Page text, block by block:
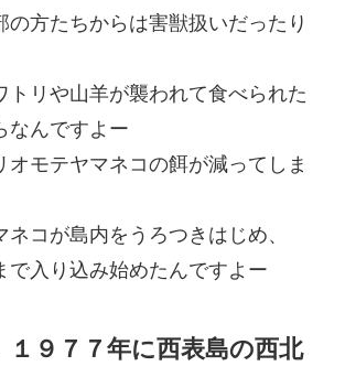
の方たちからは害獣扱いだったり
トリや山羊が襲われて食べられた
なんですよー
オモテヤマネコの餌が減ってしま
ネコが島内をうろつきはじめ、
で入り込み始めたんですよー
１９７７年に西表島の西北